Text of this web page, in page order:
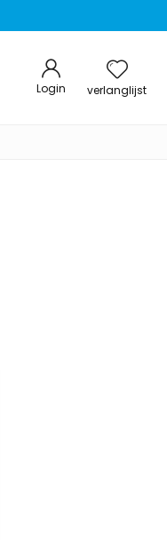
Login verlanglijst